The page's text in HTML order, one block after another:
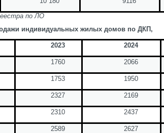
по ЛО
индивидуальных жилых домов по ДКП,
2023
2024
1760 2066
1753 1950
2327 2169
2310 2437
2589
2627